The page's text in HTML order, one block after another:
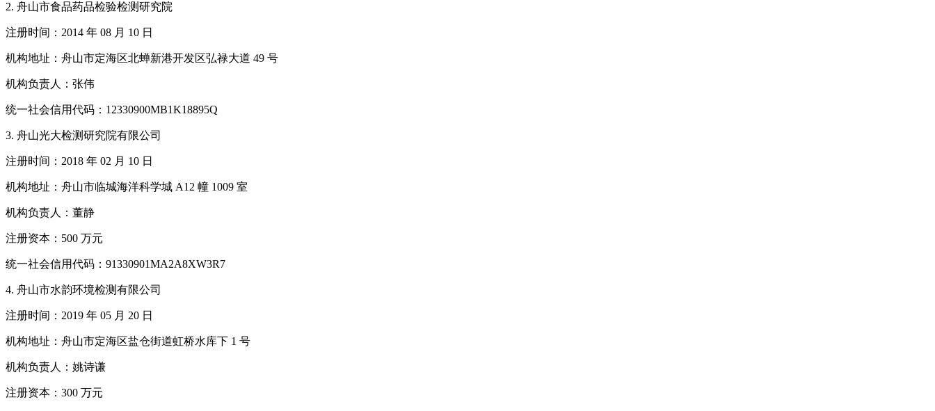
2. 舟山市食品药品检验检测研究院
注册时间：2014 年 08 月 10 日
机构地址：舟山市定海区北蝉新港开发区弘禄大道 49 号
机构负责人：张伟
统一社会信用代码：12330900MB1K18895Q
3. 舟山光大检测研究院有限公司
注册时间：2018 年 02 月 10 日
机构地址：舟山市临城海洋科学城 A12 幢 1009 室
机构负责人：董静
注册资本：500 万元
统一社会信用代码：91330901MA2A8XW3R7
4. 舟山市水韵环境检测有限公司
注册时间：2019 年 05 月 20 日
机构地址：舟山市定海区盐仓街道虹桥水库下 1 号
机构负责人：姚诗谦
注册资本：300 万元